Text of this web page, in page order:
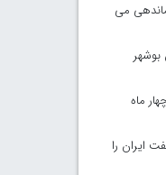
می‌
ماه
ایران را